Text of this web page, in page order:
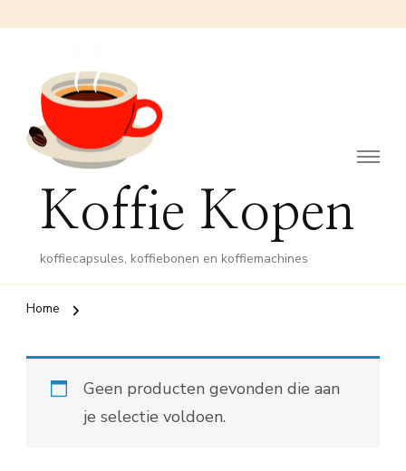
Koffie Kopen
koffiecapsules, koffiebonen en koffiemachines
Home
Geen producten gevonden die aan
je selectie voldoen.